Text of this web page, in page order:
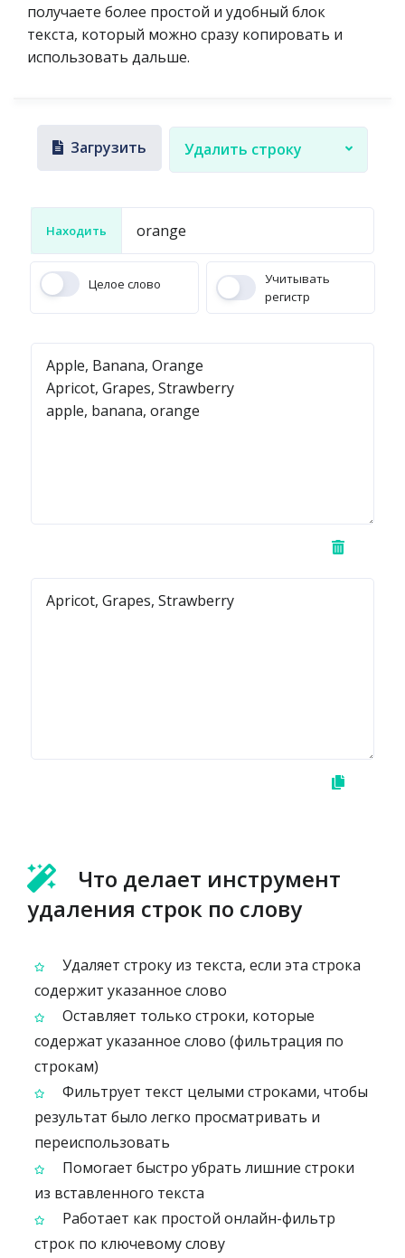
получаете более простой и удобный блок
текста, который можно сразу копировать и
использовать дальше.
Загрузить Удалить строку
Находить
Целое слово
Учитывать
регистр
Что делает инструмент
удаления строк по слову
Удаляет строку из текста, если эта строка
содержит указанное слово
Оставляет только строки, которые
содержат указанное слово (фильтрация по
строкам)
Фильтрует текст целыми строками, чтобы
результат было легко просматривать и
переиспользовать
Помогает быстро убрать лишние строки
из вставленного текста
Работает как простой онлайн-фильтр
строк по ключевому слову